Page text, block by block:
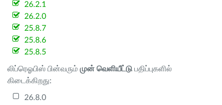
26.2.1
26.2.0
25.8.7
25.8.6
25.8.5
லிப்ரெஓபிஸ் பின்வரும் முன் வெளியீட்டு பதிப்புகளில்
கிடைக்கிறது:
26.8.0